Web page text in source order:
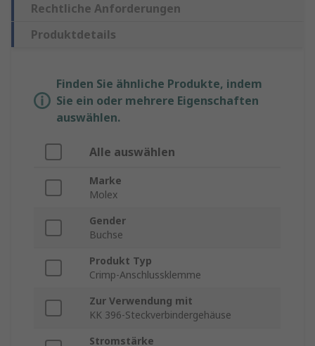
Rechtliche Anforderungen
Produktdetails
Finden Sie ähnliche Produkte, indem
Sie ein oder mehrere Eigenschaften
auswählen.
Alle auswählen
Marke
Molex
Gender
Buchse
Produkt Typ
Crimp-Anschlussklemme
Zur Verwendung mit
KK 396-Steckverbindergehäuse
Stromstärke